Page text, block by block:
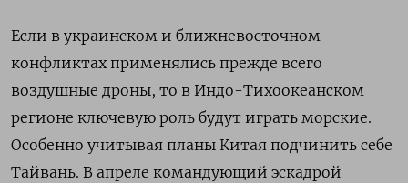
Если в украинском и ближневосточном
конфликтах применялись прежде всего
воздушные дроны, то в Индо-Тихоокеанском
регионе ключевую роль будут играть морские.
Особенно учитывая планы Китая подчинить себе
Тайвань. В апреле командующий эскадрой